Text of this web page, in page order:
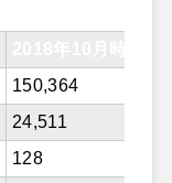
150,364
24,511
128